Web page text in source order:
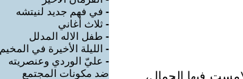
فيها الجمال،
- في فهم جديد لنيتشه
- ثلاث أغاني
- طفل الاله المدلل
- الليلة الأخيرة في المخيم
- عليّ الوردي وعنصريته
ضد مكونات المجتمع